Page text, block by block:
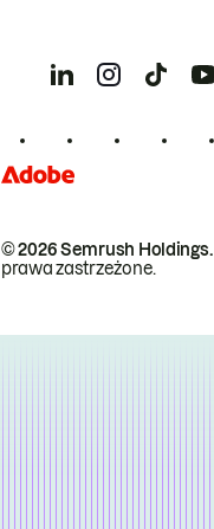
© 2026 Semrush Holdings.
prawa zastrzeżone.